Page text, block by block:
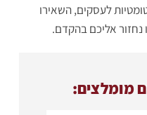
לעסקים, השאירו
אליכם בהקדם.
מומלצים: